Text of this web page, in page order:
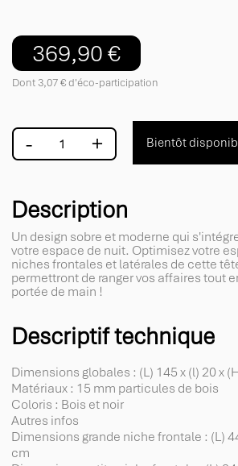
369,90 €
Dont 3,07 € d'éco-participation
- + Bientôt
Description
Un design sobre et moderne qui
votre espace de nuit. Optimisez votre
niches frontales et latérales de cette
permettront de ranger vos affaires tout
portée de main !
Descriptif technique
Dimensions globales : (L) 145 x (l) 20 x
Matériaux : 15 mm particules de bois
Coloris : Bois et noir
Autres infos
Dimensions grande niche frontale : (L)
cm